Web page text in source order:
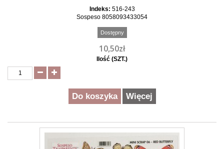
Indeks: 516-243
Sospeso 8058093433054
Dostępny
10,50zł
Ilość (SZT.)
Do koszyka Więcej